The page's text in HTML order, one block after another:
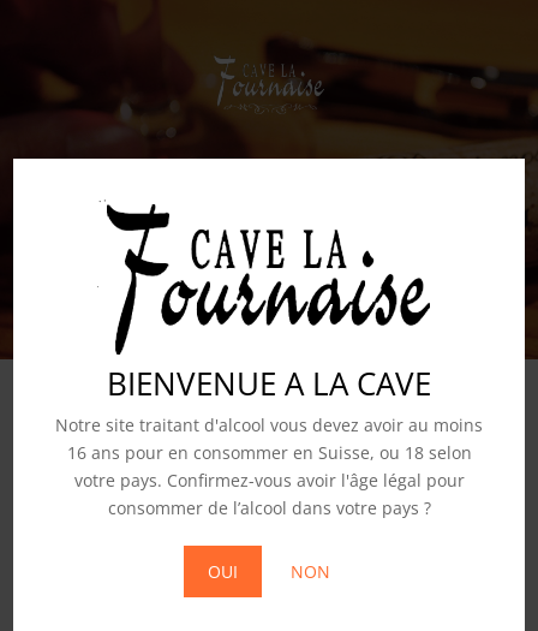
BIENVENUE A LA CAVE
Notre site traitant d'alcool vous devez avoir au moins
16 ans pour en consommer en Suisse, ou 18 selon
votre pays. Confirmez-vous avoir l'âge légal pour
consommer de l’alcool dans votre pays ?
OUI NON